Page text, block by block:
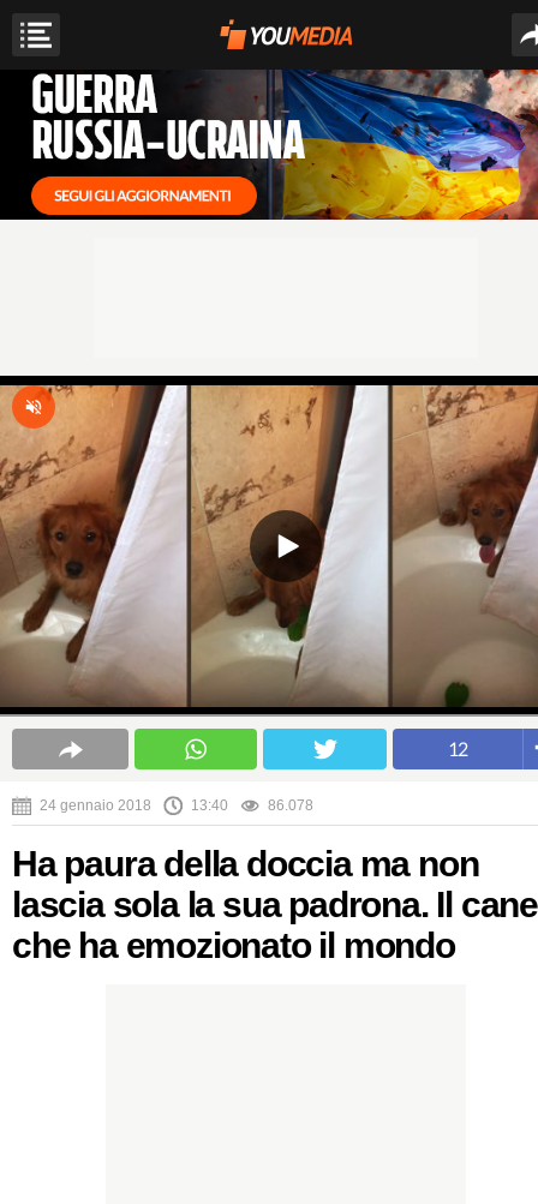
12
24 gennaio 2018 13:40 86.078
Ha paura della doccia ma non
lascia sola la sua padrona. Il cane
che ha emozionato il mondo